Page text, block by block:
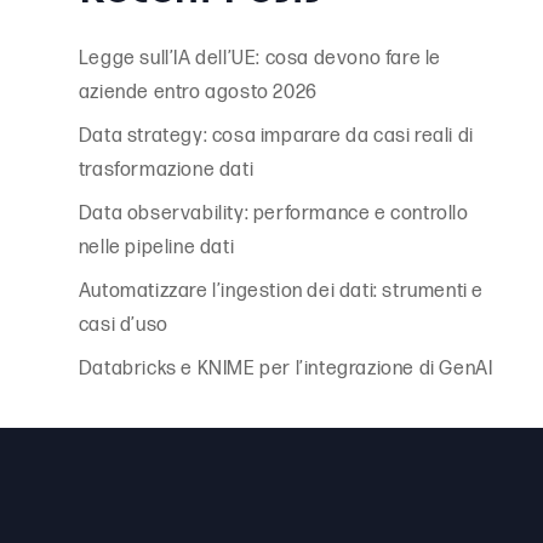
Legge sull’IA dell’UE: cosa devono fare le
aziende entro agosto 2026
Data strategy: cosa imparare da casi reali di
trasformazione dati
Data observability: performance e controllo
nelle pipeline dati
Automatizzare l’ingestion dei dati: strumenti e
casi d’uso
Databricks e KNIME per l’integrazione di GenAI